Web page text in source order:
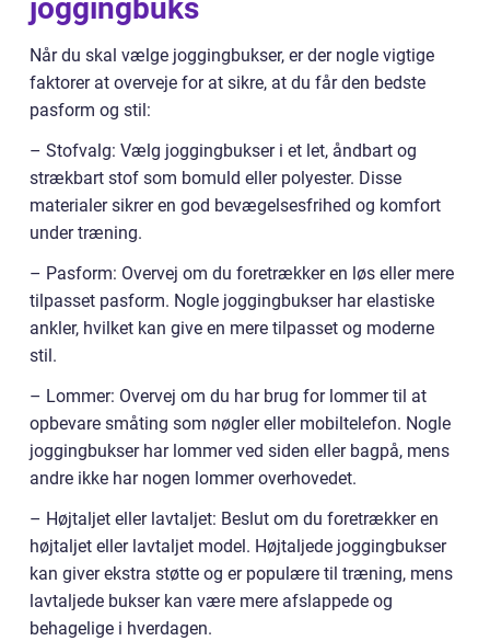
joggingbuks
Når du skal vælge joggingbukser, er der nogle vigtige
faktorer at overveje for at sikre, at du får den bedste
pasform og stil:
– Stofvalg: Vælg joggingbukser i et let, åndbart og
strækbart stof som bomuld eller polyester. Disse
materialer sikrer en god bevægelsesfrihed og komfort
under træning.
– Pasform: Overvej om du foretrækker en løs eller mere
tilpasset pasform. Nogle joggingbukser har elastiske
ankler, hvilket kan give en mere tilpasset og moderne
stil.
– Lommer: Overvej om du har brug for lommer til at
opbevare småting som nøgler eller mobiltelefon. Nogle
joggingbukser har lommer ved siden eller bagpå, mens
andre ikke har nogen lommer overhovedet.
– Højtaljet eller lavtaljet: Beslut om du foretrækker en
højtaljet eller lavtaljet model. Højtaljede joggingbukser
kan giver ekstra støtte og er populære til træning, mens
lavtaljede bukser kan være mere afslappede og
behagelige i hverdagen.